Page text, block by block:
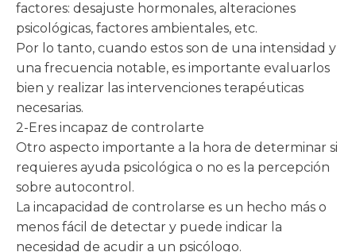
factores: desajuste hormonales, alteraciones
psicológicas, factores ambientales, etc.
Por lo tanto, cuando estos son de una intensidad y
una frecuencia notable, es importante evaluarlos
bien y realizar las intervenciones terapéuticas
necesarias.
2-Eres incapaz de controlarte
Otro aspecto importante a la hora de determinar si
requieres ayuda psicológica o no es la percepción
sobre autocontrol.
La incapacidad de controlarse es un hecho más o
menos fácil de detectar y puede indicar la
necesidad de acudir a un psicólogo.